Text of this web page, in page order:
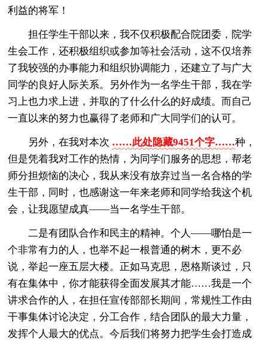
利益的将军！
担任学生干部以来，我不仅积极配合院团委，院学
生会工作，还积极组织或参加等社会活动，这不仅培养
了我较强的办事能力和组织协调能力，还建立了与广大
同学的良好人际关系。另外作为一名学生干部，我在学
习上也力求上进，并取的了什么什么的好成绩。而自己
一直以来的努力也赢得了老师和广大同学们的认可。
另外，在我对本次 ……此处隐藏9451个字……种，
但是凭着我对工作的热情，为同学们服务的思想，帮老
师分担烦恼的决心，我从来没有放弃过当一名合格的学
生干部，同时，也感谢这一年来老师和同学给我这个机
会，让我愿望成真——当一名学生干部。
二是有团队合作和民主的精神。个人——哪怕是一
个非常有力的人，也举不起一根普通的树木，更不必
说，举起一座五层大楼。正如马克思，恩格斯谈过，只
有在集体中，你才能获得全面发展其才能……我是一个
讲求合作的人，在担任宣传部部长期间，常规性工作由
干事集体讨论决定，分工合作，结合团队的最大力量，
发挥个人最大的优点。今后我们将努力把学生会打造成